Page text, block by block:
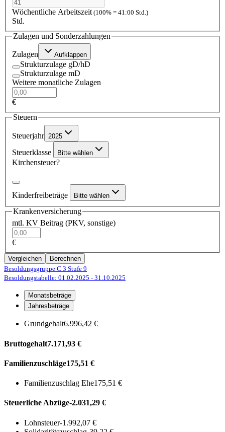
Wöchentliche Arbeitszeit (100% = 41:00 Std.)
Std.
Zulagen und Sonderzahlungen
Zulagen Aufklappen
Strukturzulage gD/hD
Strukturzulage mD
Weitere monatliche Zulagen
€
Steuern
Steuerjahr 2025
Steuerklasse Bitte wählen
Kirchensteuer?
Kinderfreibeträge Bitte wählen
Krankenversicherung
mtl. KV Beitrag (PKV, sonstige)
€
Vergleichen
Berechnen
Besoldungsgruppe C 3 Stufe 9
Besoldungstabelle: 01.02.2025 - 31.10.2025
Monatsbeträge
Jahresbeträge
Grundgehalt6.996,42 €
Bruttogehalt7.171,93 €
Familienzuschläge175,51 €
Familienzuschlag Ehe175,51 €
Steuerliche Abzüge-2.031,29 €
Lohnsteuer-1.992,07 €